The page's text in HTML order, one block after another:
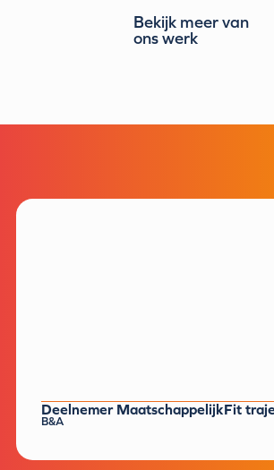
Bekijk meer van
ons werk
Deelnemer MaatschappelijkFit
B&A